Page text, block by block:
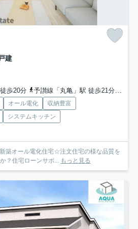
建
歩20分
予讃線「丸亀」駅 徒歩21分
オール電化
収納豊富
システムキッチン
築オール電化住宅☆注文住宅の様な品質を
？住宅ローンサポ... もっと見る